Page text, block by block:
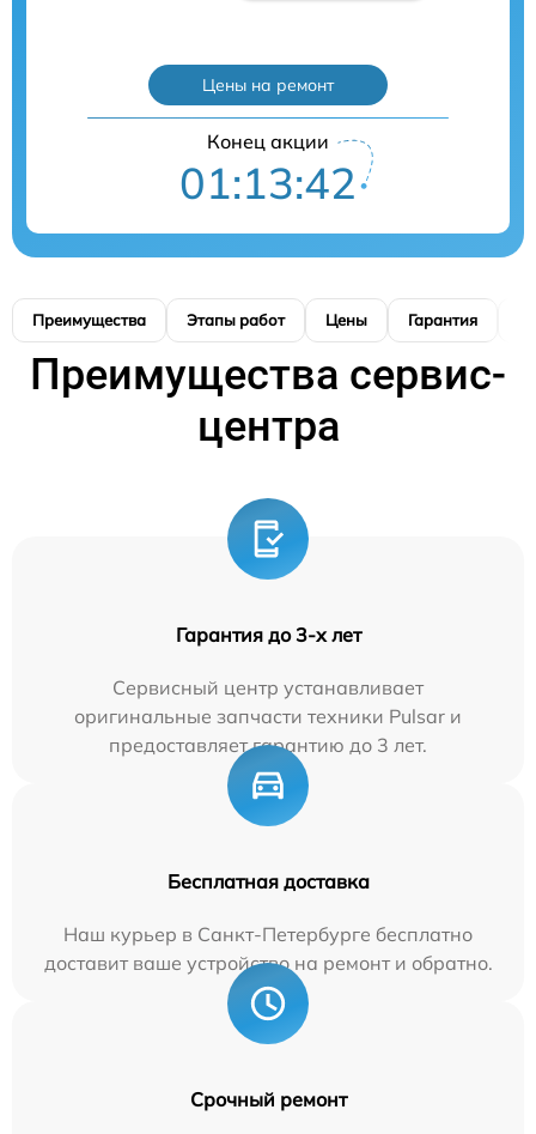
Цены на ремонт
Конец акции
01:13:40
Преимущества Этапы работ Цены Гарантия
Преимущества сервис-
центра
Гарантия до 3-х лет
Сервисный центр устанавливает
оригинальные запчасти техники Pulsar и
предоставляет гарантию до 3 лет.
Бесплатная доставка
Наш курьер в Санкт-Петербурге бесплатно
доставит ваше устройство на ремонт и обратно.
Срочный ремонт